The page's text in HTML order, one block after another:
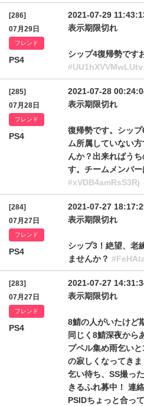
[286]
07月29日
フレンド
PS4
2021-07-29
表示期限切れ
シップ4復帰勢です
#UU1hXVVMwLUtv
[285]
07月28日
フレンド
PS4
2021-07-28
表示期限切れ
復帰勢です。シッ
ム所属していない
んか？出来ればう
す。チームメンバー
#xVDB4amRsS3Rj
[284]
07月27日
フレンド
PS4
2021-07-27
表示期限切れ
シップ3！絶望、老
ませんか？
[283]
07月27日
フレンド
PS4
2021-07-27
表示期限切れ
8鯖の人がいたけど
同じく8鯖深夜から
プペル集め雨乞い
の寂しくなってき
乞い待ち、SS撮っ
きるふれ募中！ 連
PSIDちょっと合っ